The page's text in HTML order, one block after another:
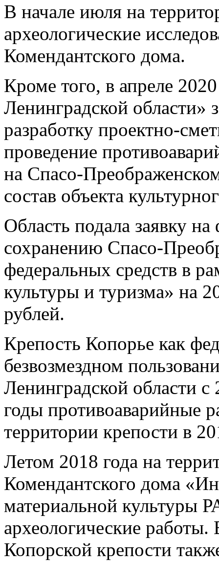
В начале июля на
археологические
Комендантского дома.
Кроме того, в апреле
Ленинградской области»
разработку проектно-
проведение
на Спасо-
состав объекта
Область подала заявку
сохранению Спасо-
федеральных средств в
культуры и туризма» на
рублей.
Крепость Копорье как
безвозмездном
Ленинградской области
годы противоаварийные
территории крепости в
Летом 2018 года на
Комендантского дома
материальной культуры
археологические
Копорской крепости